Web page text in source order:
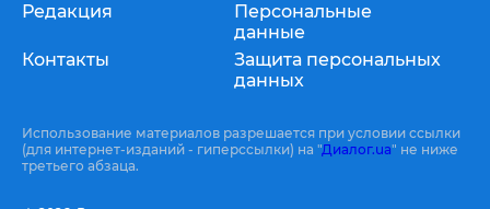
Редакция
Контакты
Персональные
данные
Защита персональных
данных
Использование материалов разрешается при условии ссылки
(для интернет-изданий - гиперссылки) на "Диалог.ua" не ниже
третьего абзаца.